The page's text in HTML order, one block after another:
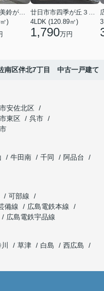
広島市佐伯区美鈴が丘西４丁目
)
廿日市市四季が丘３丁目
4LDK (120.89㎡)
1,790万円
南区伴北7丁目 中古一戸建て
安佐北区
東区
呉市
牛田南 千同
阿品台
可部線
備線
広島電鉄本線
広島電鉄宇品線
草津 白島
西広島